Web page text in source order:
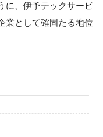
に、伊予テックサービ
業として確固たる地位